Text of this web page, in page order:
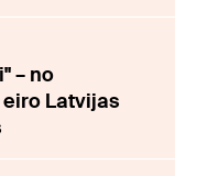
– no
Latvijas